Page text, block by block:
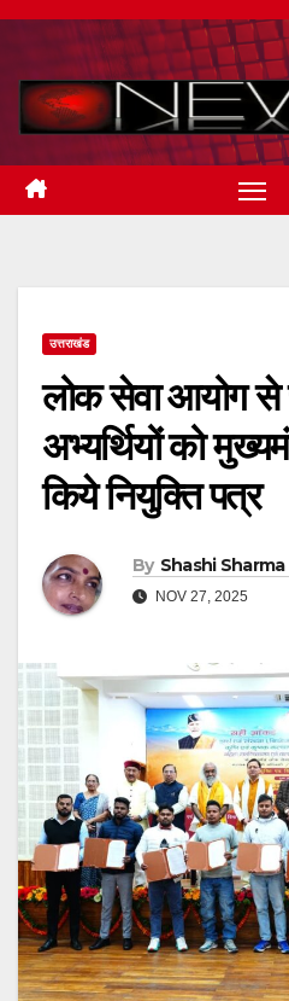
Skip
content
उत्तराखंड
लोक सेवा आयोग से
अभ्यर्थियों को
किये नियुक्ति पत्र
By Shashi Sharma
NOV 27, 2025